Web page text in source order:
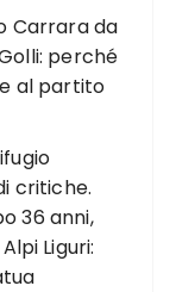
Carrara da
perché
al partito
critiche.
36 anni,
Liguri: